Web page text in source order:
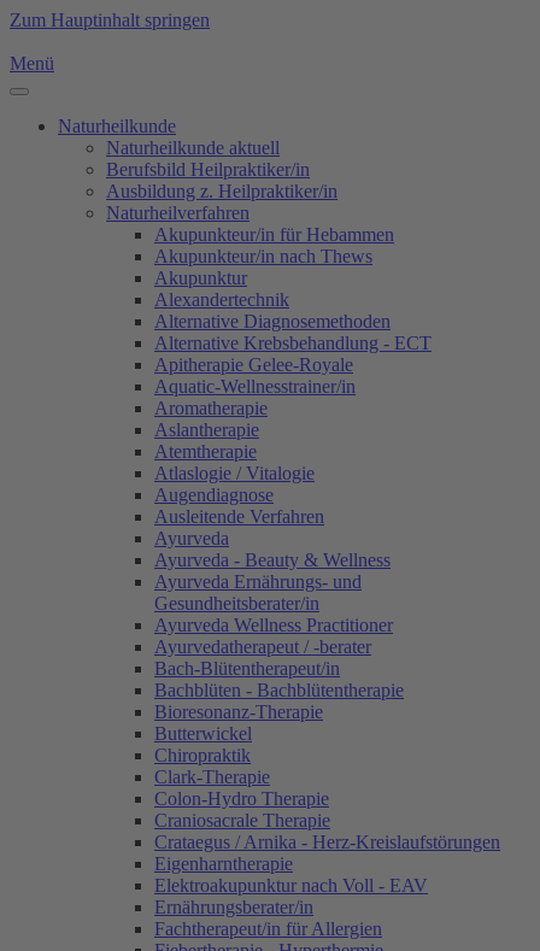
Zum Hauptinhalt springen
Menü
Naturheilkunde
Naturheilkunde aktuell
Berufsbild Heilpraktiker/in
Ausbildung z. Heilpraktiker/in
Naturheilverfahren
Akupunkteur/in für Hebammen
Akupunkteur/in nach Thews
Akupunktur
Alexandertechnik
Alternative Diagnosemethoden
Alternative Krebsbehandlung - ECT
Apitherapie Gelee-Royale
Aquatic-Wellnesstrainer/in
Aromatherapie
Aslantherapie
Atemtherapie
Atlaslogie / Vitalogie
Augendiagnose
Ausleitende Verfahren
Ayurveda
Ayurveda - Beauty & Wellness
Ayurveda Ernährungs- und
Gesundheitsberater/in
Ayurveda Wellness Practitioner
Ayurvedatherapeut / -berater
Bach-Blütentherapeut/in
Bachblüten - Bachblütentherapie
Bioresonanz-Therapie
Butterwickel
Chiropraktik
Clark-Therapie
Colon-Hydro Therapie
Craniosacrale Therapie
Crataegus / Arnika - Herz-Kreislaufstörungen
Eigenharntherapie
Elektroakupunktur nach Voll - EAV
Ernährungsberater/in
Fachtherapeut/in für Allergien